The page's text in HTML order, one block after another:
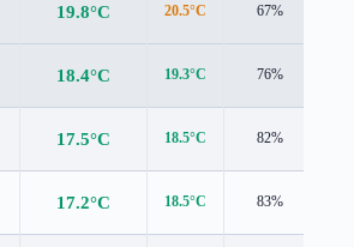
19.8°C 20.5°C 67%
18.4°C 19.3°C 76%
17.5°C 18.5°C 82%
17.2°C 18.5°C 83%